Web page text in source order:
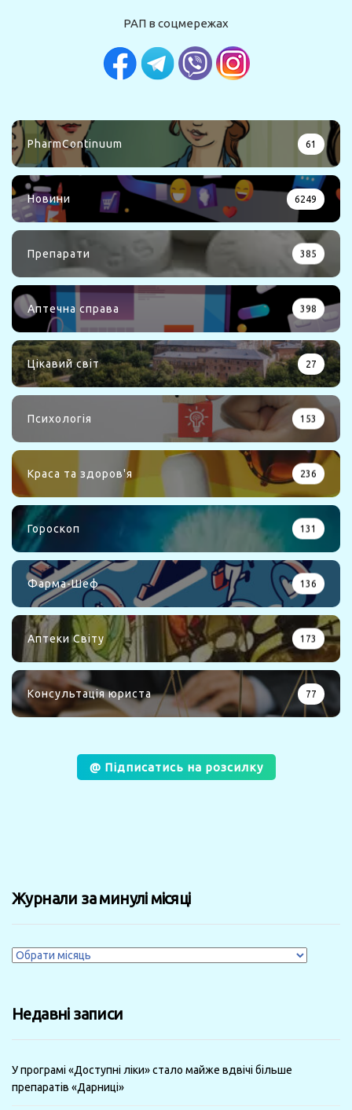
РАП в соцмережах
PharmContinuum 61
Новини 6249
Препарати 385
Аптечна справа 398
Цікавий світ 27
Психологія 153
Краса та здоров'я 236
Гороскоп 131
Фарма-Шеф 136
Аптеки Світу 173
Консультація юриста 77
@ Підписатись на розсилку
Журнали за минулі місяці
Журнали
місяці
Недавні записи
У програмі «Доступні ліки» стало майже вдвічі більше
препаратів «Дарниці»